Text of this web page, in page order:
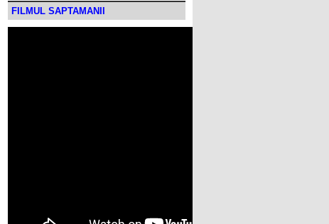
FILMUL SAPTAMANII